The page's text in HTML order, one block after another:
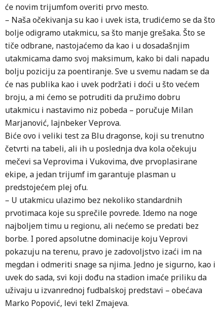
će novim trijumfom overiti prvo mesto.
– Naša očekivanja su kao i uvek ista, trudićemo se da što
bolje odigramo utakmicu, sa što manje grešaka. Što se
tiče odbrane, nastojaćemo da kao i u dosadašnjim
utakmicama damo svoj maksimum, kako bi dali napadu
bolju poziciju za poentiranje. Sve u svemu nadam se da
će nas publika kao i uvek podržati i doći u što većem
broju, a mi ćemo se potruditi da pružimo dobru
utakmicu i nastavimo niz pobeda – poručuje Milan
Marjanović, lajnbeker Veprova.
Biće ovo i veliki test za Blu dragonse, koji su trenutno
četvrti na tabeli, ali ih u poslednja dva kola očekuju
mečevi sa Veprovima i Vukovima, dve prvoplasirane
ekipe, a jedan trijumf im garantuje plasman u
predstojećem plej ofu.
– U utakmicu ulazimo bez nekoliko standardnih
prvotimaca koje su sprečile povrede. Idemo na noge
najboljem timu u regionu, ali nećemo se predati bez
borbe. I pored apsolutne dominacije koju Veprovi
pokazuju na terenu, pravo je zadovoljstvo izaći im na
megdan i odmeriti snage sa njima. Jedno je sigurno, kao i
uvek do sada, svi koji dođu na stadion imaće priliku da
uživaju u izvanrednoj fudbalskoj predstavi – obećava
Marko Popović, levi tekl Zmajeva.